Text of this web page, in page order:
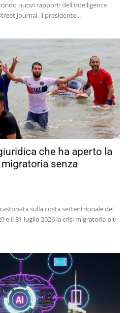
nuovi rapporti dell'intelligence
Journal, il presidente...
che ha aperto la
migratoria senza
sulla costa settentrionale del
e il 31 luglio 2026 la crisi migratoria più